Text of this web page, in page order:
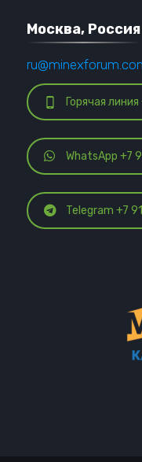
Москва, Россия
Горячая
WhatsApp +7
Telegram +7